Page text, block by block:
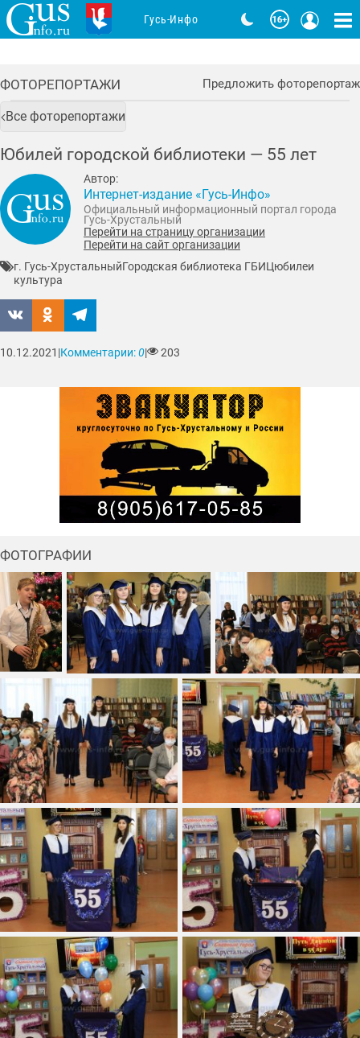
ФОТОРЕПОРТАЖИ Предложить фоторепортаж
Все фоторепортажи
Юбилей городской библиотеки — 55 лет
Автор:
Интернет-издание «Гусь-Инфо»
Официальный информационный портал города
Гусь-Хрустальный
Перейти на страницу организации
Перейти на сайт организации
г. Гусь-ХрустальныйГородская библиотека ГБИЦюбилеи
культура
10.12.2021 |Комментарии:0| 203
ФОТОГРАФИИ
Гусь-Инфо